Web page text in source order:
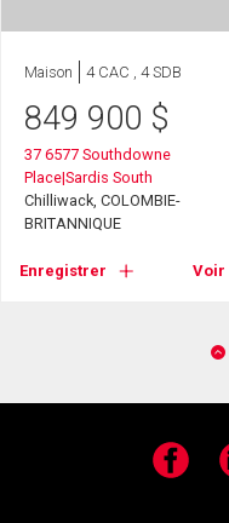
Maison 4 CAC , 4 SDB
849 900 $
37 6577 Southdowne
Place|Sardis South
Chilliwack, COLOMBIE-
BRITANNIQUE
Enregistrer Voir
Facebook